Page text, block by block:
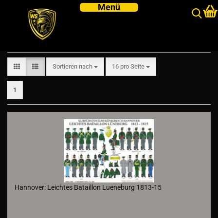
Hannover
Sortieren nach
Sortieren nach 16 pro Seite
pro Seite
1
Hannover: Leichtes Bataillon Lueneburg 1813-15